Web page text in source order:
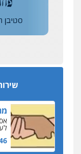
אחרי המלחמה:
עסקה חמה
כתב האישום
לאקטים מיניים
כתב אישום:
ההלוואות של
הפרקליטות:
שמשו אנשי